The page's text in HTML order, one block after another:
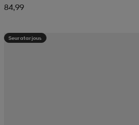
84,99
Seuratarjous